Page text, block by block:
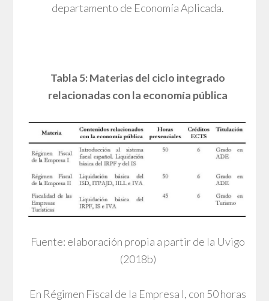
departamento de Economía Aplicada.
Tabla 5: Materias del ciclo integrado
relacionadas con la economía pública
Fuente: elaboración propia a partir de la Uvigo
(2018b)
En Régimen Fiscal de la Empresa I, con 50 horas